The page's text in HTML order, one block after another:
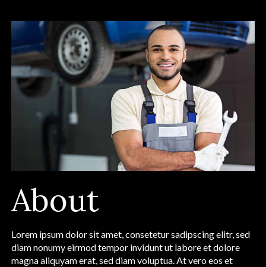
About
Lorem ipsum dolor sit amet, consetetur sadipscing elitr, sed
diam nonumy eirmod tempor invidunt ut labore et dolore
magna aliquyam erat, sed diam voluptua. At vero eos et